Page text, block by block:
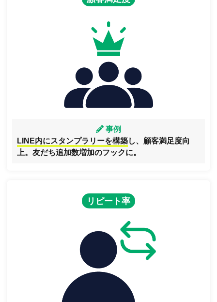
事例
LINE内にスタンプラリーを構築し、顧客満足度向
上。友だち追加数増加のフックに。
リピート率